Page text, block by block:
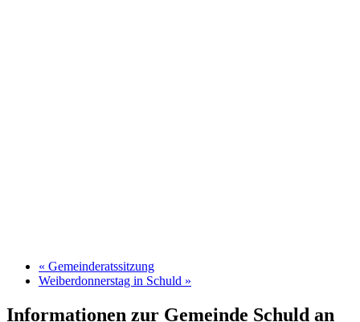
« Gemeinderatssitzung
Weiberdonnerstag in Schuld »
Informationen zur Gemeinde Schuld an